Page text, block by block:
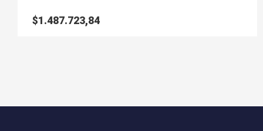
$1.487.723,84